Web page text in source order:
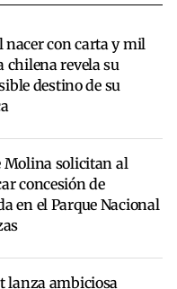
nacer con carta y mil
chilena revela su
destino de su
Molina solicitan al
concesión de
en el Parque Nacional
lanza ambiciosa